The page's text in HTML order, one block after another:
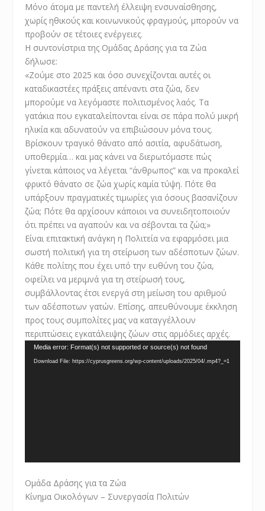
Μόνο άτομα με παντελή έλλειψη ενσυναίσθησης,
χωρίς ηθικούς και κοινωνικούς φραγμούς, μπορούν να
προβούν σε τέτοιες ενέργειες.
Η συντονίστρια της Ομάδας Δράσης για τα Ζώα
δήλωσε:
«Ζούμε στο 2025 και όσο συνεχίζονται αυτές οι
καταδικαστέες πράξεις απέναντι στα ζώα, δεν
μπορούμε να λεγόμαστε πολιτισμένος λαός. Τα
γατάκια που εγκαταλείπονται είναι σε πάρα πολύ μικρή
ηλικία και αδυνατούν να επιβιώσουν μόνα τους.
Βρίσκουν τραγικό θάνατο από ασιτία, αφυδάτωση,
υποθερμία… και μας κάνει να διερωτόμαστε πώς
γίνεται κάποιος να λέγεται “άνθρωπος” και να προκαλεί
φρικτό θάνατο σε ζώα χωρίς καμία τύψη. Πότε θα
υπάρξουν πραγματικές τιμωρίες για όσους βασανίζουν
ζώα; Πότε θα αρχίσουν κάποιοι να συνειδητοποιούν
ότι πρέπει να αγαπούν και να σέβονται τα ζώα;»
Είναι επιτακτική ανάγκη η Πολιτεία να εφαρμόσει μια
σωστή πολιτική για τη στείρωση των αδέσποτων ζώων.
Κάθε πολίτης που έχει υπό την ευθύνη του ζώα,
οφείλει να μεριμνά για τη στείρωσή τους,
συμβάλλοντας έτσι ενεργά στη μείωση του αριθμού
των αδέσποτων γατών. Επίσης, απευθύνουμε έκκληση
προς τους συμπολίτες μας να καταγγέλλουν
περιπτώσεις εγκατάλειψης ζώων στις αρμόδιες αρχές.
Video
Player
Media error: Format(s) not supported or source(s) not found
Download File: https://cyprusgreens.org/wp-content/uploads/2025/04/.mp4?_=1
Ομάδα Δράσης για τα Ζώα
Κίνημα Οικολόγων – Συνεργασία Πολιτών